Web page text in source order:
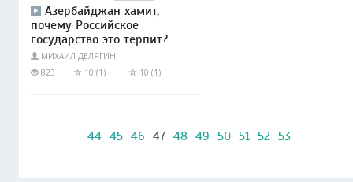
Азербайджан хамит,
почему Российское
государство это терпит?
МИХАИЛ ДЕЛЯГИН
823
10 (1) 10 (1)
44 45 46 47 48 49 50 51 52 53